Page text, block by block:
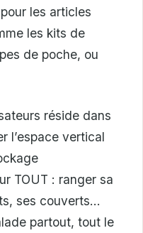
les articles
les kits de
de poche, ou
réside dans
l’espace vertical
TOUT : ranger sa
ses couverts…
partout, tout le